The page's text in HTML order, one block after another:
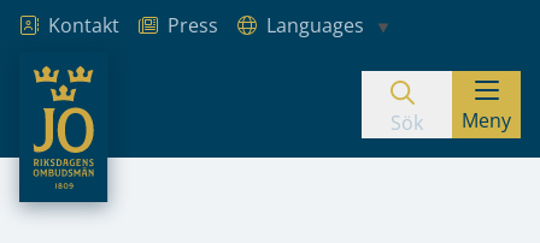
Hoppa till innehåll
Kontakt Press
Languages
JO – Riksdagens Ombudsmän
Sök Meny